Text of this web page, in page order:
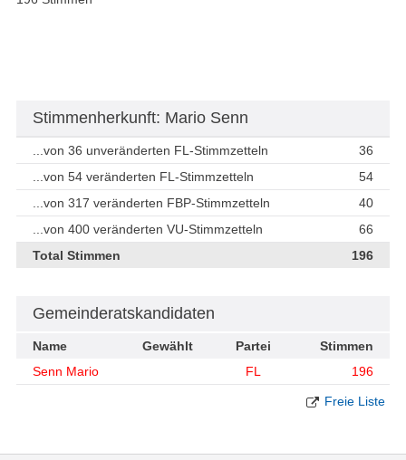
Stimmenherkunft: Mario Senn
...von 36 unveränderten FL-Stimmzetteln
36
...von 54 veränderten FL-Stimmzetteln
54
...von 317 veränderten FBP-Stimmzetteln
40
...von 400 veränderten VU-Stimmzetteln
66
Total Stimmen
196
Gemeinderatskandidaten
Name Gewählt Partei
Stimmen
Senn Mario
FL 196
Freie Liste